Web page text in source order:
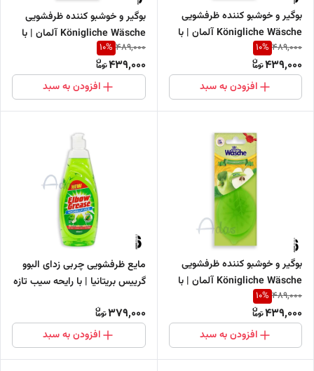
بوگیر و خوشبو کننده ظرفشویی
Königliche Wäsche آلمان | با
رایحه تازه لیمو
489,000
10%
439,000
افزودن به سبد
بوگیر و خوشبو کننده ظرفشویی
Königliche Wäsche آلمان | با
رایحه خنک و تازه نعناع
489,000
10%
439,000
افزودن به سبد
بوگیر و خوشبو کننده ظرفشویی
Königliche Wäsche آلمان | با
رایحه تازه سیب
489,000
10%
439,000
افزودن به سبد
مایع ظرفشویی چربی زدای البوو
گرییس بریتانیا | با رایحه سیب تازه
379,000
افزودن به سبد